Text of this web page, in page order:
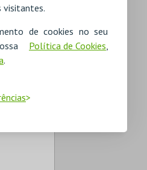
visitantes.
de cookies no seu
Política de Cookies
.